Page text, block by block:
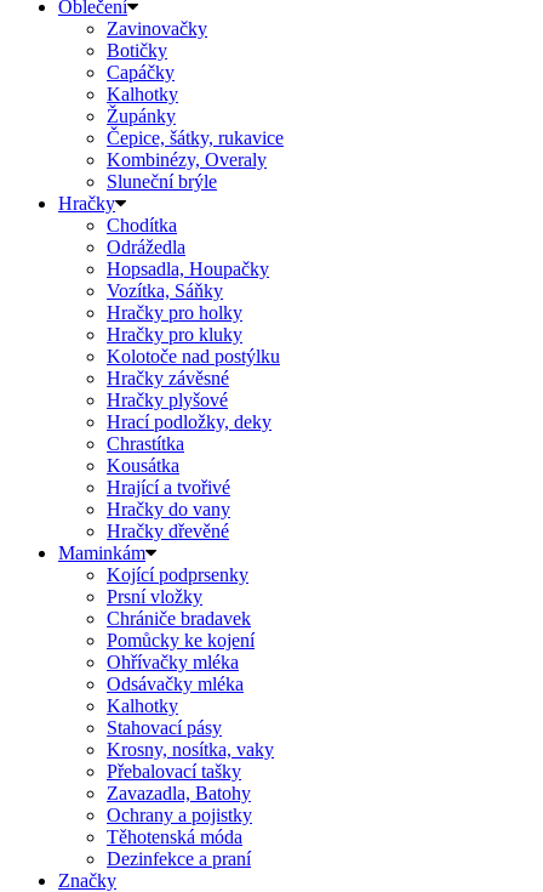
Oblečení
Zavinovačky
Botičky
Capáčky
Kalhotky
Župánky
Čepice, šátky, rukavice
Kombinézy, Overaly
Sluneční brýle
Hračky
Chodítka
Odrážedla
Hopsadla, Houpačky
Vozítka, Sáňky
Hračky pro holky
Hračky pro kluky
Kolotoče nad postýlku
Hračky závěsné
Hračky plyšové
Hrací podložky, deky
Chrastítka
Kousátka
Hrající a tvořivé
Hračky do vany
Hračky dřevěné
Maminkám
Kojící podprsenky
Prsní vložky
Chrániče bradavek
Pomůcky ke kojení
Ohřívačky mléka
Odsávačky mléka
Kalhotky
Stahovací pásy
Krosny, nosítka, vaky
Přebalovací tašky
Zavazadla, Batohy
Ochrany a pojistky
Těhotenská móda
Dezinfekce a praní
Značky